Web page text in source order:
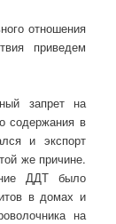
отношения
приведем
запрет на
содержания в
и экспорт
же причине.
ДДТ было
в домах и
на